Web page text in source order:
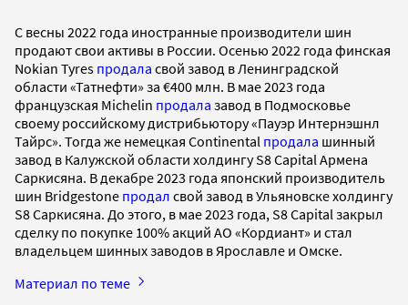
С весны 2022 года иностранные производители шин
продают свои активы в России. Осенью 2022 года финская
Nokian Tyres продала свой завод в Ленинградской
области «Татнефти» за €400 млн. В мае 2023 года
французская Michelin продала завод в Подмосковье
своему российскому дистрибьютору «Пауэр Интернэшнл
Тайрс». Тогда же немецкая Continental продала шинный
завод в Калужской области холдингу S8 Capital Армена
Саркисяна. В декабре 2023 года японский производитель
шин Bridgestone продал свой завод в Ульяновске холдингу
S8 Саркисяна. До этого, в мае 2023 года, S8 Capital закрыл
сделку по покупке 100% акций АО «Кордиант» и стал
владельцем шинных заводов в Ярославле и Омске.
Материал по теме